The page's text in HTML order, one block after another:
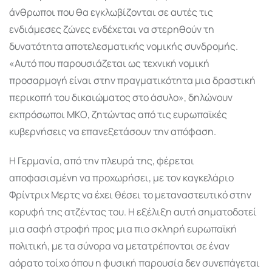
άνθρωποι που θα εγκλωβίζονται σε αυτές τις
ενδιάμεσες ζώνες ενδέχεται να στερηθούν τη
δυνατότητα αποτελεσματικής νομικής συνδρομής.
«Αυτό που παρουσιάζεται ως τεχνική νομική
προσαρμογή είναι στην πραγματικότητα μια δραστική
περικοπή του δικαιώματος στο άσυλο», δηλώνουν
εκπρόσωποι ΜΚΟ, ζητώντας από τις ευρωπαϊκές
κυβερνήσεις να επανεξετάσουν την απόφαση.
Η Γερμανία, από την πλευρά της, φέρεται
αποφασισμένη να προχωρήσει, με τον καγκελάριο
Φρίντριχ Μερτς να έχει θέσει το μεταναστευτικό στην
κορυφή της ατζέντας του. Η εξέλιξη αυτή σηματοδοτεί
μια σαφή στροφή προς μια πιο σκληρή ευρωπαϊκή
πολιτική, με τα σύνορα να μετατρέπονται σε έναν
αόρατο τοίχο όπου η φυσική παρουσία δεν συνεπάγεται